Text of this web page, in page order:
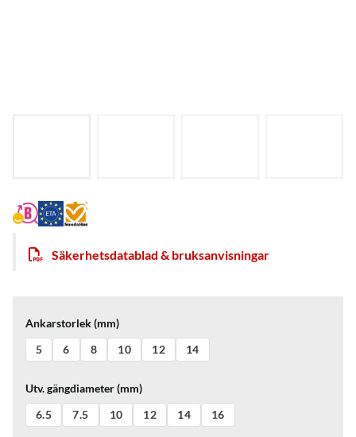
Säkerhetsdatablad & bruksanvisningar
Ankarstorlek (mm)
5
6 8 10 12 14
Utv. gängdiameter (mm)
6.5
7.5 10 12 14 16